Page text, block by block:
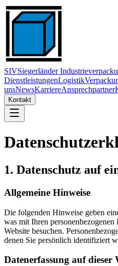
SIVSiegerländer
DienstleistungenLogistik
unsNewsKarriereAnsprechpartner
Kontakt
1. Datenschutz auf
Allgemeine Hinweise
Die folgenden Hinweise geben
was mit Ihren personenbezogenen
Website besuchen.
denen Sie persönlich identifiziert
Datenerfassung auf dieser